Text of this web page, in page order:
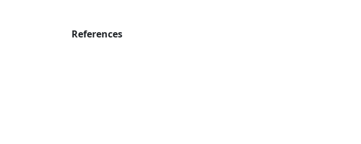
References